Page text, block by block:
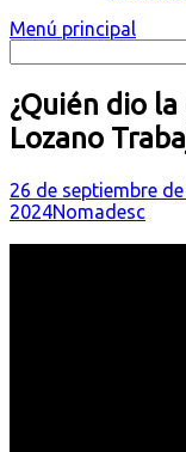
Menú principal
¿Quién dio
Lozano
26 de septiembre
2024Nomadesc